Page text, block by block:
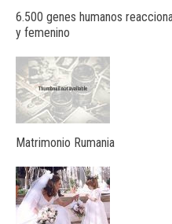
6.500 genes humanos
y femenino
Matrimonio Rumania